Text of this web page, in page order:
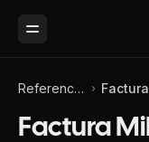
Toggle Menu
Referencia de API
Factura